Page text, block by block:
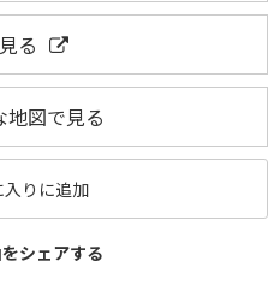
る
地図で見る
入りに追加
シェアする